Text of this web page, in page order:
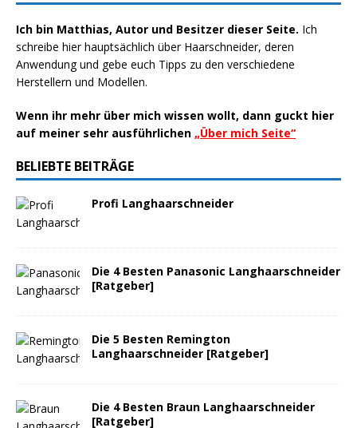
Ich bin Matthias, Autor und Besitzer dieser Seite. Ich
schreibe hier hauptsächlich über Haarschneider, deren
Anwendung und gebe euch Tipps zu den verschiedene
Herstellern und Modellen.
Wenn ihr mehr über mich wissen wollt, dann guckt hier
auf meiner sehr ausführlichen „Über mich Seite“
BELIEBTE BEITRÄGE
Profi Langhaarschneider
Die 4 Besten Panasonic Langhaarschneider
[Ratgeber]
Die 5 Besten Remington
Langhaarschneider [Ratgeber]
Die 4 Besten Braun Langhaarschneider
[Ratgeber]